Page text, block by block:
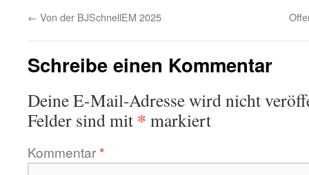
← Von der BJSchnellEM 2025
Schreibe einen Kommentar
Deine E-Mail-Adresse wird nicht
Felder sind mit * markiert
Kommentar*